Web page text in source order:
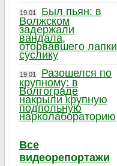
19.01
Был пьян: в
Волжском
задержали
вандала,
оторвавшего лапки
суслику
19.01
Разошелся по
крупному: в
Волгограде
накрыли крупную
подпольную
нарколабораторию
Все
видеорепортажи